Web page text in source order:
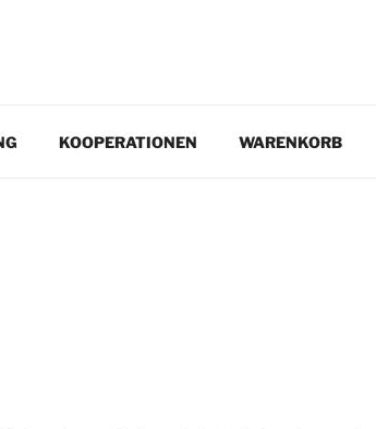
KOOPERATIONEN WARENKORB